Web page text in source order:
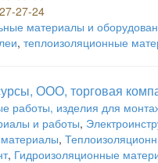
27-24
материалы и
, теплоизоляционные
ООО, торговая
работы, изделия для
и работы,
,
, Гидроизоляционные